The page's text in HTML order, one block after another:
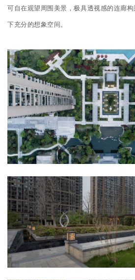
可自在观望周围美景，极具透视感的连廊
下充分的想象空间。